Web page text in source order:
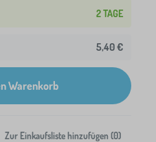
2 TAGE
5,40 €
Warenkorb
Zur Einkaufsliste hinzufügen (0)